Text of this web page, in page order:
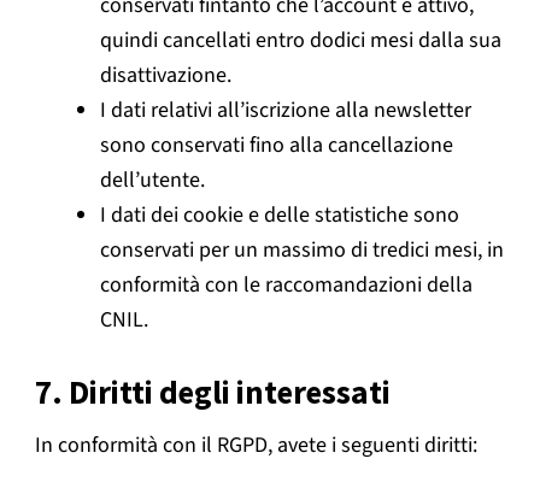
quindi cancellati entro dodici mesi dalla sua
disattivazione.
I dati relativi all’iscrizione alla newsletter
sono conservati fino alla cancellazione
dell’utente.
I dati dei cookie e delle statistiche sono
conservati per un massimo di tredici mesi, in
conformità con le raccomandazioni della
CNIL.
7. Diritti degli interessati
In conformità con il RGPD, avete i seguenti diritti: